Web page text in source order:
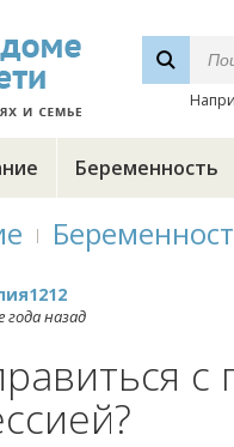
Беременность
года назад